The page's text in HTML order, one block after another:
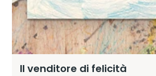
Il venditore di felicità